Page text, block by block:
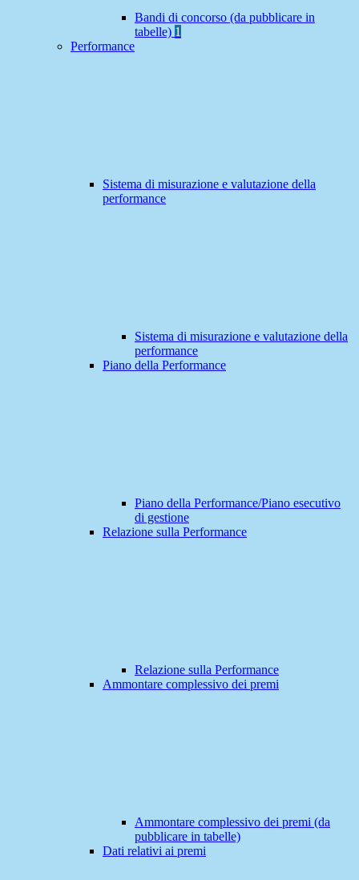
Bandi di concorso (da pubblicare in
tabelle) 1
Performance
Sistema di misurazione e valutazione della
performance
Sistema di misurazione e valutazione della
performance
Piano della Performance
Piano della Performance/Piano esecutivo
di gestione
Relazione sulla Performance
Relazione sulla Performance
Ammontare complessivo dei premi
Ammontare complessivo dei premi (da
pubblicare in tabelle)
Dati relativi ai premi